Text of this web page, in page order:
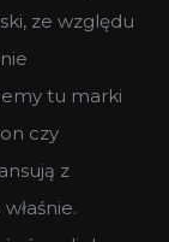
ze względu
tu marki
czy
z